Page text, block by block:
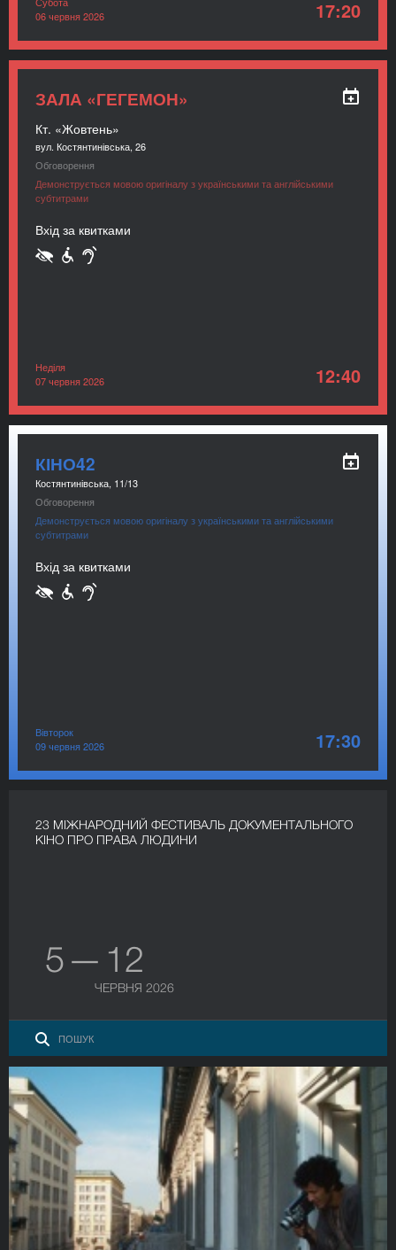
06 червня 2026
17:20
ЗАЛА «ГЕГЕМОН»
Кт. «Жовтень»
вул. Костянтинівська, 26
Обговорення
Демонструється мовою оригіналу з українськими та англійськими
субтитрами
Вхід за квитками
Неділя
07 червня 2026
12:40
КІНО42
Костянтинівська, 11/13
Обговорення
Демонструється мовою оригіналу з українськими та англійськими
субтитрами
Вхід за квитками
Вівторок
09 червня 2026
17:30
23 МІЖНАРОДНИЙ ФЕСТИВАЛЬ ДОКУМЕНТАЛЬНОГО
КІНО ПРО ПРАВА ЛЮДИНИ
5 — 12
ЧЕРВНЯ 2026